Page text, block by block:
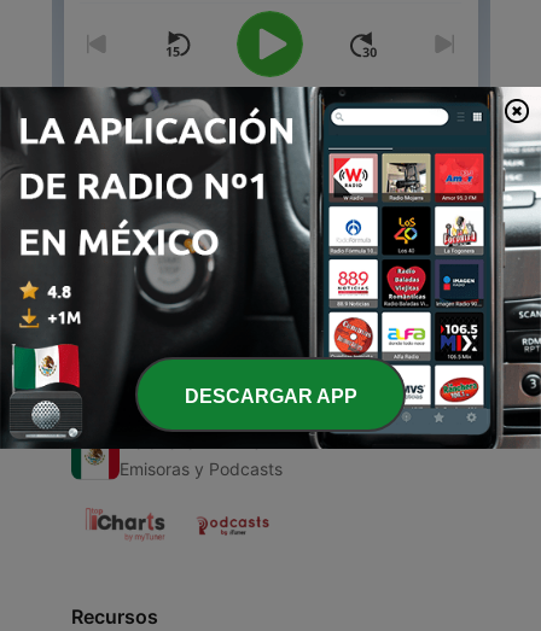
00:00 00:00
Episodios
1 - La mano tenebrosa
13 sep. 2021
Emisoras y Podcasts
Recursos
DESCARGAR APP